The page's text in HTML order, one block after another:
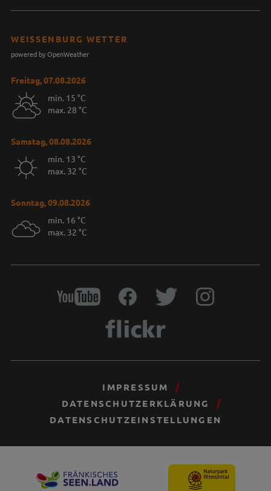
WEISSENBURG WETTER
powered by OpenWeather
Freitag, 07.08.2026
min. 15 °C
max. 28 °C
Samstag, 08.08.2026
min. 13 °C
max. 32 °C
Sonntag, 09.08.2026
min. 16 °C
max. 32 °C
IMPRESSUM
DATENSCHUTZERKLÄRUNG
DATENSCHUTZEINSTELLUNGEN